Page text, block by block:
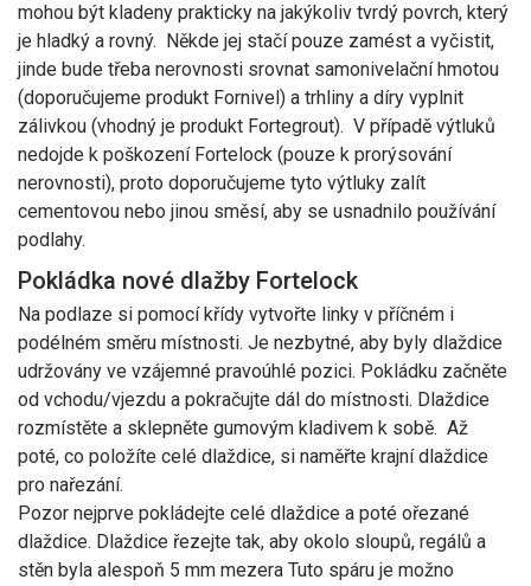
mohou být kladeny prakticky na jakýkoliv tvrdý povrch, který
je hladký a rovný. Někde jej stačí pouze zamést a vyčistit,
jinde bude třeba nerovnosti srovnat samonivelační hmotou
(doporučujeme produkt Fornivel) a trhliny a díry vyplnit
zálivkou (vhodný je produkt Fortegrout). V případě výtluků
nedojde k poškození Fortelock (pouze k prorýsování
nerovnosti), proto doporučujeme tyto výtluky zalít
cementovou nebo jinou směsí, aby se usnadnilo používání
podlahy.
Pokládka nové dlažby Fortelock
Na podlaze si pomocí křídy vytvořte linky v příčném i
podélném směru místnosti. Je nezbytné, aby byly dlaždice
udržovány ve vzájemné pravoúhlé pozici. Pokládku začněte
od vchodu/vjezdu a pokračujte dál do místnosti. Dlaždice
rozmístěte a sklepněte gumovým kladivem k sobě. Až
poté, co položíte celé dlaždice, si naměřte krajní dlaždice
pro nařezání.
Pozor nejprve pokládejte celé dlaždice a poté ořezané
dlaždice. Dlaždice řezejte tak, aby okolo sloupů, regálů a
stěn byla alespoň 5 mm mezera Tuto spáru je možno